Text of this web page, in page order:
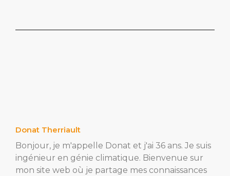
Donat Therriault
Bonjour, je m'appelle Donat et j'ai 36 ans. Je suis
ingénieur en génie climatique. Bienvenue sur
mon site web où je partage mes connaissances